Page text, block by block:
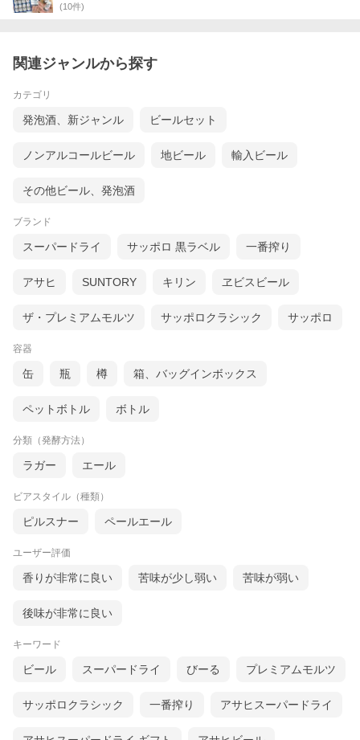
(10件)
関連ジャンルから探す
カテゴリ
発泡酒、新ジャンル ビールセット
ノンアルコールビール 地ビール 輸入ビール
その他ビール、発泡酒
ブランド
スーパードライ サッポロ 黒ラベル 一番搾り
アサヒ SUNTORY キリン ヱビスビール
ザ・プレミアムモルツ サッポロクラシック サッポロ
容器
缶 瓶 樽 箱、バッグインボックス
ペットボトル ボトル
分類（発酵方法）
ラガー エール
ビアスタイル（種類）
ピルスナー ペールエール
ユーザー評価
香りが非常に良い 苦味が少し弱い 苦味が弱い
後味が非常に良い
キーワード
ビール スーパードライ びーる プレミアムモルツ
サッポロクラシック 一番搾り アサヒスーパードライ